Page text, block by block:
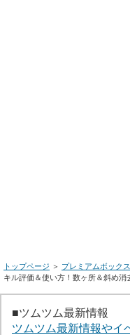
トップページ ＞ プレミアムボック
キル評価＆使い方！数ヶ所＆斜め消
■ツムツム最新情報
ツムツム最新情報やイ